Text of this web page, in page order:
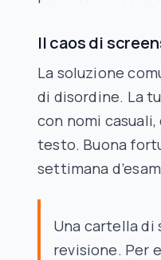
Il caos di
La soluzione
di disordine. La
con nomi
testo. Buona
settimana
Una cartella di
revisione. Per